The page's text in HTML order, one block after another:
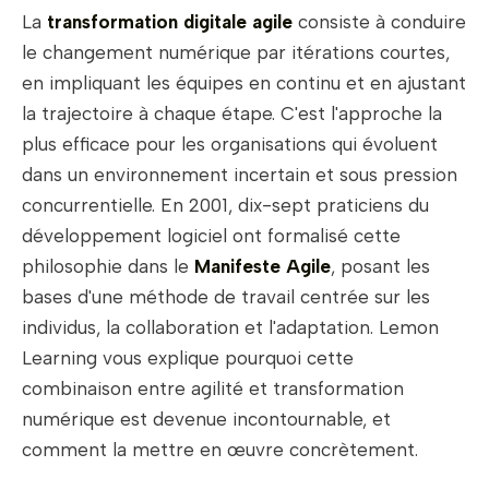
La transformation digitale agile consiste à conduire
le changement numérique par itérations courtes,
en impliquant les équipes en continu et en ajustant
la trajectoire à chaque étape. C'est l'approche la
plus efficace pour les organisations qui évoluent
dans un environnement incertain et sous pression
concurrentielle. En 2001, dix-sept praticiens du
développement logiciel ont formalisé cette
philosophie dans le Manifeste Agile, posant les
bases d'une méthode de travail centrée sur les
individus, la collaboration et l'adaptation. Lemon
Learning vous explique pourquoi cette
combinaison entre agilité et transformation
numérique est devenue incontournable, et
comment la mettre en œuvre concrètement.